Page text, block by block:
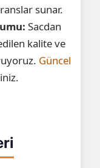
sunar.
Sacdan
kalite ve
Güncel